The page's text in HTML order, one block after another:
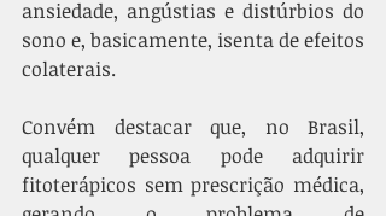
ansiedade, angústias e distúrbios do
sono e, basicamente, isenta de efeitos
colaterais.
Convém destacar que, no Brasil,
qualquer pessoa pode adquirir
fitoterápicos sem prescrição médica,